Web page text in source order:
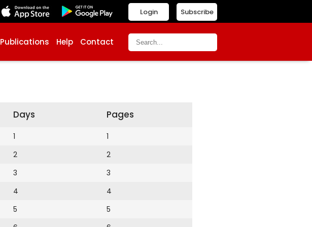
Subscribe
Login
Publications Help Contact
Days
1
2
3
4
5
Pages
1
2
3
4
5